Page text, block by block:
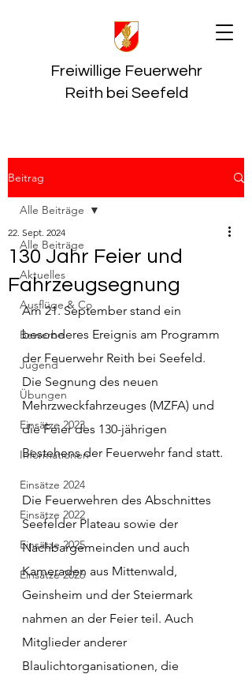
Freiwillige Feuerwehr
Reith bei Seefeld
Beitrag
Alle Beiträge
Aktuelles
Ausflüge & Co
Bewerbe
Jugend
Übungen
Einsätze 2023
Informationen
Einsätze 2024
Einsätze 2022
Einsätze 2025
Einsätze 2026
Alle Beiträge
130 Jahr Feier und
Fahrzeugsegnung
22. Sept. 2024
Am 21. September stand ein
besonderes Ereignis am Programm
der Feuerwehr Reith bei Seefeld.
Die Segnung des neuen
Mehrzweckfahrzeuges (MZFA) und
die Feier des 130-jährigen
Bestehens der Feuerwehr fand statt.
Die Feuerwehren des Abschnittes
Seefelder Plateau sowie der
Nachbargemeinden und auch
Kameraden aus Mittenwald,
Geinsheim und der Steiermark
nahmen an der Feier teil. Auch
Mitglieder anderer
Blaulichtorganisationen, die